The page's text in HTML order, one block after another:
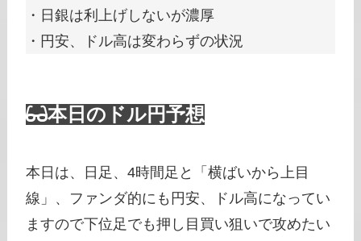
・日銀は利上げしないが濃厚
・円安、ドル高は変わらずの状況
本日のドル円予想
本日は、日足、4時間足と「横ばいから上目
線」、ファンダ的にも円安、ドル高になってい
ますので下位足でも押し目買い狙いで攻めたい